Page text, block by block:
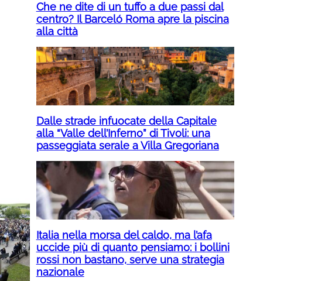
Che ne dite di un tuffo a due passi dal
centro? Il Barceló Roma apre la piscina
alla città
Dalle strade infuocate della Capitale
alla “Valle dell’Inferno” di Tivoli: una
passeggiata serale a Villa Gregoriana
Italia nella morsa del caldo, ma l’afa
uccide più di quanto pensiamo: i bollini
rossi non bastano, serve una strategia
nazionale